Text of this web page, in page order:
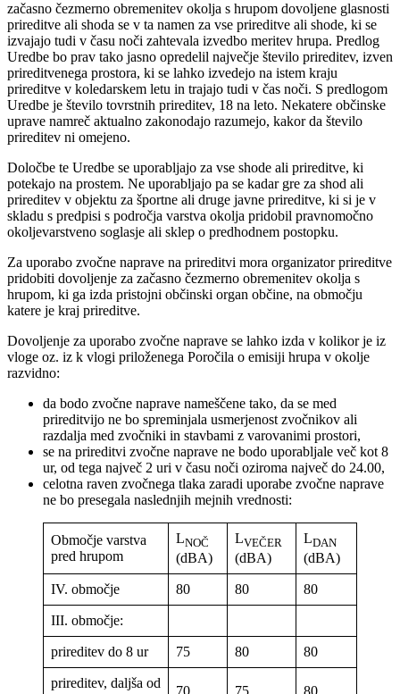
začasno čezmerno obremenitev okolja s hrupom dovoljene glasnosti
prireditve ali shoda se v ta namen za vse prireditve ali shode, ki se
izvajajo tudi v času noči zahtevala izvedbo meritev hrupa. Predlog
Uredbe bo prav tako jasno opredelil največje število prireditev, izven
prireditvenega prostora, ki se lahko izvedejo na istem kraju
prireditve v koledarskem letu in trajajo tudi v čas noči. S predlogom
Uredbe je število tovrstnih prireditev, 18 na leto. Nekatere občinske
uprave namreč aktualno zakonodajo razumejo, kakor da število
prireditev ni omejeno.
Določbe te Uredbe se uporabljajo za vse shode ali prireditve, ki
potekajo na prostem. Ne uporabljajo pa se kadar gre za shod ali
prireditev v objektu za športne ali druge javne prireditve, ki si je v
skladu s predpisi s področja varstva okolja pridobil pravnomočno
okoljevarstveno soglasje ali sklep o predhodnem postopku.
Za uporabo zvočne naprave na prireditvi mora organizator prireditve
pridobiti dovoljenje za začasno čezmerno obremenitev okolja s
hrupom, ki ga izda pristojni občinski organ občine, na območju
katere je kraj prireditve.
Dovoljenje za uporabo zvočne naprave se lahko izda v kolikor je iz
vloge oz. iz k vlogi priloženega Poročila o emisiji hrupa v okolje
razvidno:
da bodo zvočne naprave nameščene tako, da se med
prireditvijo ne bo spreminjala usmerjenost zvočnikov ali
razdalja med zvočniki in stavbami z varovanimi prostori,
se na prireditvi zvočne naprave ne bodo uporabljale več kot 8
ur, od tega največ 2 uri v času noči oziroma največ do 24.00,
celotna raven zvočnega tlaka zaradi uporabe zvočne naprave
ne bo presegala naslednjih mejnih vrednosti:
Območje varstva
pred hrupom
LNOČ
(dBA)
LVEČER
(dBA)
LDAN
(dBA)
IV. območje 80 80 80
III. območje:
prireditev do 8 ur 75 80 80
prireditev, daljša od
70 75 80